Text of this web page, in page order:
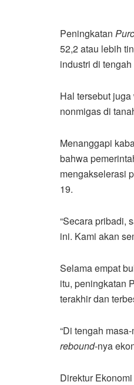
Peningkatan
52,2 atau lebih
industri di
Hal tersebut
nonmigas di
Menanggapi
bahwa
mengakselerasi
19.
“Secara pribadi,
ini. Kami akan
Selama empat
itu, peningkatan
terakhir dan
“Di tengah
rebound-nya
Direktur